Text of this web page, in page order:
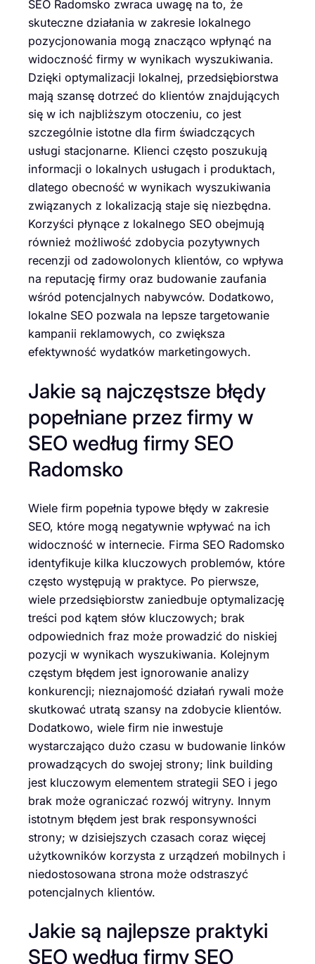
SEO Radomsko zwraca uwagę na to, że
skuteczne działania w zakresie lokalnego
pozycjonowania mogą znacząco wpłynąć na
widoczność firmy w wynikach wyszukiwania.
Dzięki optymalizacji lokalnej, przedsiębiorstwa
mają szansę dotrzeć do klientów znajdujących
się w ich najbliższym otoczeniu, co jest
szczególnie istotne dla firm świadczących
usługi stacjonarne. Klienci często poszukują
informacji o lokalnych usługach i produktach,
dlatego obecność w wynikach wyszukiwania
związanych z lokalizacją staje się niezbędna.
Korzyści płynące z lokalnego SEO obejmują
również możliwość zdobycia pozytywnych
recenzji od zadowolonych klientów, co wpływa
na reputację firmy oraz budowanie zaufania
wśród potencjalnych nabywców. Dodatkowo,
lokalne SEO pozwala na lepsze targetowanie
kampanii reklamowych, co zwiększa
efektywność wydatków marketingowych.
Jakie są najczęstsze błędy
popełniane przez firmy w
SEO według firmy SEO
Radomsko
Wiele firm popełnia typowe błędy w zakresie
SEO, które mogą negatywnie wpływać na ich
widoczność w internecie. Firma SEO Radomsko
identyfikuje kilka kluczowych problemów, które
często występują w praktyce. Po pierwsze,
wiele przedsiębiorstw zaniedbuje optymalizację
treści pod kątem słów kluczowych; brak
odpowiednich fraz może prowadzić do niskiej
pozycji w wynikach wyszukiwania. Kolejnym
częstym błędem jest ignorowanie analizy
konkurencji; nieznajomość działań rywali może
skutkować utratą szansy na zdobycie klientów.
Dodatkowo, wiele firm nie inwestuje
wystarczająco dużo czasu w budowanie linków
prowadzących do swojej strony; link building
jest kluczowym elementem strategii SEO i jego
brak może ograniczać rozwój witryny. Innym
istotnym błędem jest brak responsywności
strony; w dzisiejszych czasach coraz więcej
użytkowników korzysta z urządzeń mobilnych i
niedostosowana strona może odstraszyć
potencjalnych klientów.
Jakie są najlepsze praktyki
SEO według firmy SEO